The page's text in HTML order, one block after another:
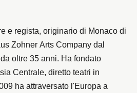
e regista, originario di Monaco di
Zohner Arts Company dal
oltre 35 anni. Ha fondato
Centrale, diretto teatri in
ha attraversato l'Europa a